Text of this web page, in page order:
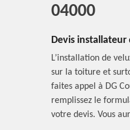
04000
Devis installateur
L’installation de
sur la toiture et
faites appel à DG
remplissez le
votre devis. Vous